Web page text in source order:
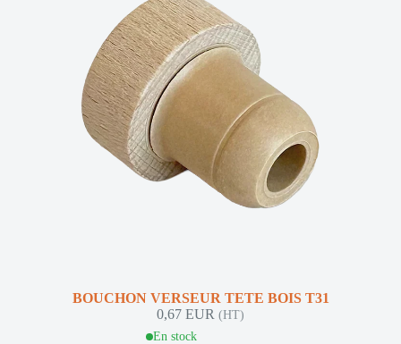
BOUCHON VERSEUR TETE BOIS T31
0,67 EUR (HT)
En stock